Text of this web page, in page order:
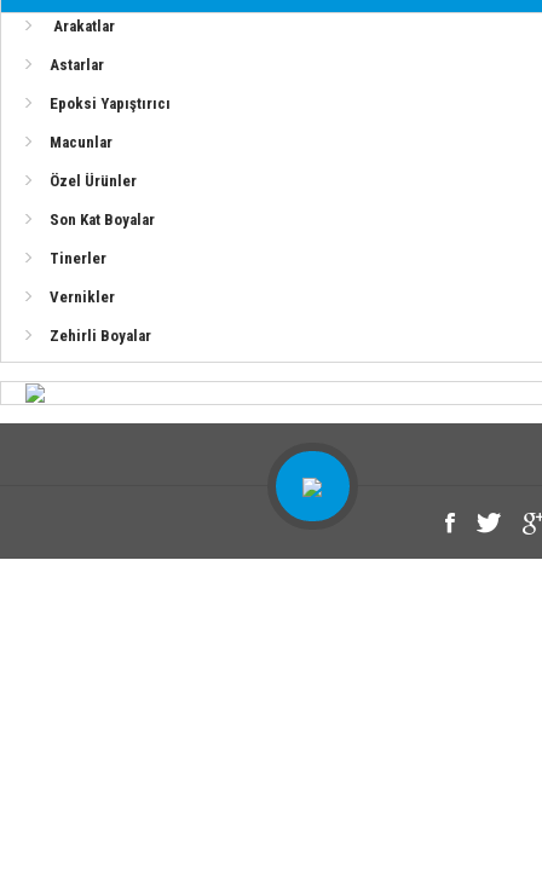
Alexseal Ürünleri
Deniz Kuvvetleri Boya Sistemleri
Ahşap Tekneler İçin Sistem (Epoksi-Elyaf)
Ahşap Tekneler İçin Sistem (Epoksi-Elyafsız)
Ahşap Yüzeyler İçin Vernik Uygulaması (Sentetik)
Fiber Tekneler İçin Sistem (Jelcot Üzerine)
Fiber Tekneler İçin Sistem (Polyester Üzerine)
Arakatlar
Astarlar
Epoksi Yapıştırıcı
Macunlar
Özel Ürünler
Son Kat Boyalar
Tinerler
Vernikler
Zehirli Boyalar